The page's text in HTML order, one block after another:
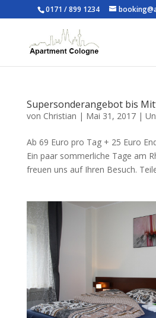
0171 / 899 1234
Supersonderangebot bis
von Christian | Mai 31, 2017|
Ab 69 Euro pro Tag + 25 Euro
Ein paar sommerliche Tage am
freuen uns auf Ihren Besuch.